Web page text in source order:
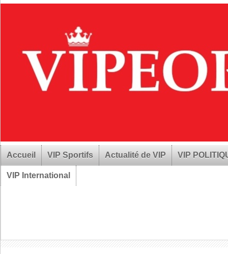
Accueil VIP Sportifs Actualité de VIP VIP
VIP International